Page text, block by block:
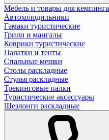
Мебель и товары для кемпинга
Автохолодильники
Гамаки туристические
Грили и мангалы
Коврики туристические
Палатки и тенты
Спальные мешки
Столы раскладные
Стулья раскладные
Трекинговые палки
Туристические аксессуары
Шезлонги раскладные